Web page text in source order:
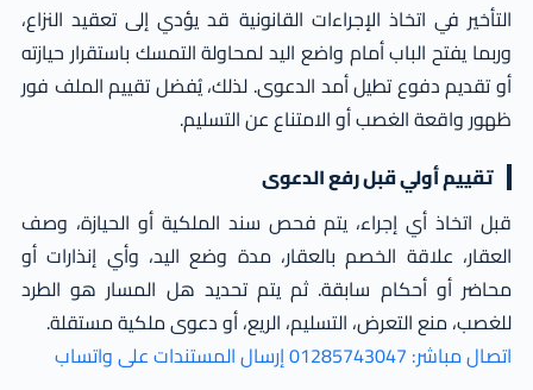
التأخير في اتخاذ الإجراءات القانونية قد يؤدي إلى تعقيد النزاع،
وربما يفتح الباب أمام واضع اليد لمحاولة التمسك باستقرار حيازته
أو تقديم دفوع تطيل أمد الدعوى. لذلك، يُفضل تقييم الملف فور
ظهور واقعة الغصب أو الامتناع عن التسليم.
تقييم أولي قبل رفع الدعوى
قبل اتخاذ أي إجراء، يتم فحص سند الملكية أو الحيازة، وصف
العقار، علاقة الخصم بالعقار، مدة وضع اليد، وأي إنذارات أو
محاضر أو أحكام سابقة. ثم يتم تحديد هل المسار هو الطرد
للغصب، منع التعرض، التسليم، الريع، أو دعوى ملكية مستقلة.
اتصال مباشر: 01285743047
إرسال المستندات على واتساب